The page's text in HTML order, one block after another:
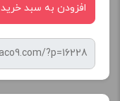
افزودن به سبد خرید